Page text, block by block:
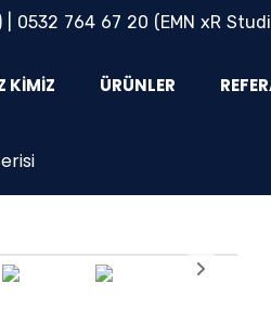
0532 764 67 20 (EMN xR
KIMIZ ÜRÜNLER